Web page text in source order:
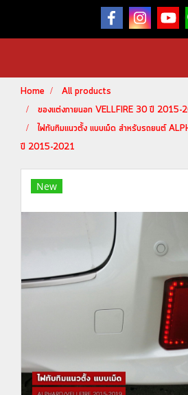
Home
All products
ของแต่งภายนอก VELLFIRE 30 ปี 2015-
ไฟทับทิมแนวตั้ง แบบเม็ด สำหรับรถยนต์
ปี 2015-2021
New